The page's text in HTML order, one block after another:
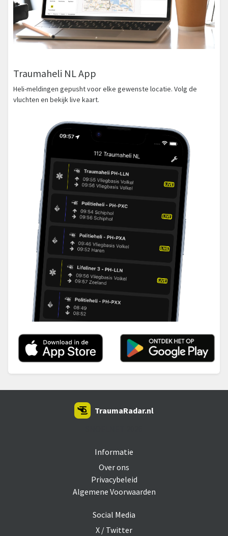
Traumaheli NL App
Heli-meldingen gepusht voor elke gewenste locatie. Volg de
vluchten en bekijk live kaart.
Informatie
Over ons
Privacybeleid
Algemene Voorwaarden
Social Media
X / Twitter
TraumaRadar.nl